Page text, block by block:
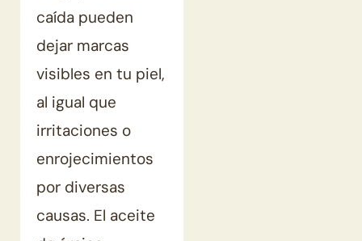
caída pueden
dejar marcas
visibles en tu piel,
al igual que
irritaciones o
enrojecimientos
por diversas
causas. El aceite